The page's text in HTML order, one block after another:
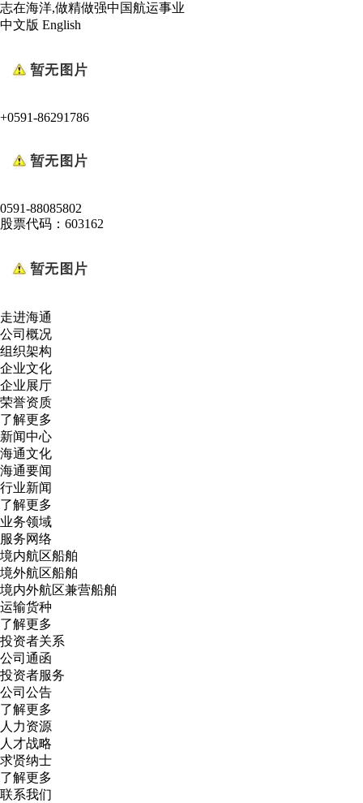
志在海洋,做精做强中国航运事业
中文版 English
+0591-86291786
0591-88085802
股票代码：603162
走进海通
公司概况
组织架构
企业文化
企业展厅
荣誉资质
了解更多
新闻中心
海通文化
海通要闻
行业新闻
了解更多
业务领域
服务网络
境内航区船舶
境外航区船舶
境内外航区兼营船舶
运输货种
了解更多
投资者关系
公司通函
投资者服务
公司公告
了解更多
人力资源
人才战略
求贤纳士
了解更多
联系我们